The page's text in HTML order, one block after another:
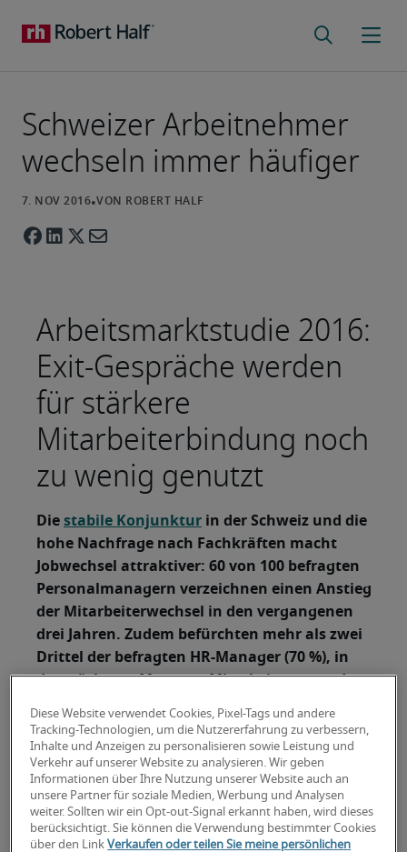
Schweizer Arbeitnehmer
wechseln immer häufiger
Arbeitsmarktstudie 2016:
Exit-Gespräche werden
für stärkere
Mitarbeiterbindung noch
zu wenig genutzt
Diestabile Konjunktur in der Schweiz und die
hohe Nachfrage nach Fachkräften macht
Jobwechsel attraktiver: 60 von 100 befragten
Personalmanagern verzeichnen einen Anstieg
der Mitarbeiterwechsel in den vergangenen
drei Jahren. Zudem befürchten mehr als zwei
Drittel der befragten HR-Manager (70 %), in
den nächsten Monaten Mitarbeiter an andere
aktuelle Arbeitsmarktstudie von Robert Half.
Robert Half hat gefragt:Wie hat sich die
freiwillige Mitarbeiterfluktuation in Ihrem
Unternehmen in den letzten drei Jahren
verändert?
Diese Website verwendet Cookies, Pixel-Tags und andere
Tracking-Technologien, um die Nutzererfahrung zu verbessern,
Inhalte und Anzeigen zu personalisieren sowie Leistung und
Verkehr auf unserer Website zu analysieren. Wir geben
Informationen über Ihre Nutzung unserer Website auch an
unsere Partner für soziale Medien, Werbung und Analysen
weiter. Sollten wir ein Opt-out-Signal erkannt haben, wird dieses
berücksichtigt. Sie können die Verwendung bestimmter Cookies
über den LinkVerkaufen oder teilen Sie meine persönlichen